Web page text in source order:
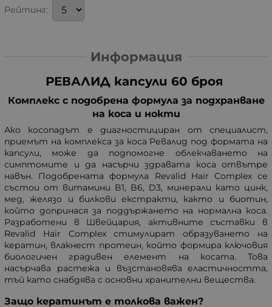
Рейтинг:
Информация
РЕВАЛИД капсули 60 броя
Комплекс с подобрена формула за подхранване
на коса и нокти
Ако косопадът е диагностициран от специалист,
приемът на комплекса за коса Ревалид под формата на
капсули, може да подпомогне облекчаването на
симптомите и да насърчи здравата коса отвътре
навън. Подобрената формула Revalid Hair Complex се
състои от витамини B1, B6, D3, минерали като цинк,
мед, желязо и билкови екстракти, както и биотин,
който допринася за поддържането на нормална коса.
Разработени в Швейцария, активните съставки в
Revalid Hair Complex стимулират образуването на
кератин, влакнест протеин, който формира ключовия
биологичен градивен елемент на косата. Това
насърчава растежа и възстановява еластичността,
тъй като снабдява с основни хранителни вещества.
Защо кератинът е толкова важен?